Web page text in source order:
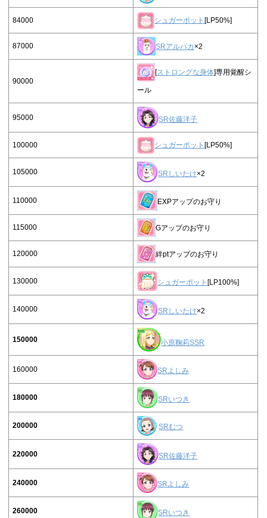
84000 シュガーポット [LP50%]
87000 SRアルパカ ×2
90000
[ストロングな身体]専用覚醒シ
ール
95000 SR佐藤洋子
100000 シュガーポット [LP50%]
105000 SRしいたけ×2
110000 EXPアップのお守り
115000 Gアップのお守り
120000 絆ptアップのお守り
130000 シュガーポット [LP100%]
140000 SRしいたけ×2
150000 小原鞠莉SSR
160000 SRよしみ
180000 SRいつき
200000 SRむつ
220000 SR佐藤洋子
240000 SRよしみ
260000 SRいつき